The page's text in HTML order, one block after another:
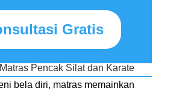
Gratis
Pencak Silat dan Karate
bela diri, matras memainkan